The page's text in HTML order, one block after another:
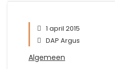
1 april 2015
DAP Argus
Algemeen